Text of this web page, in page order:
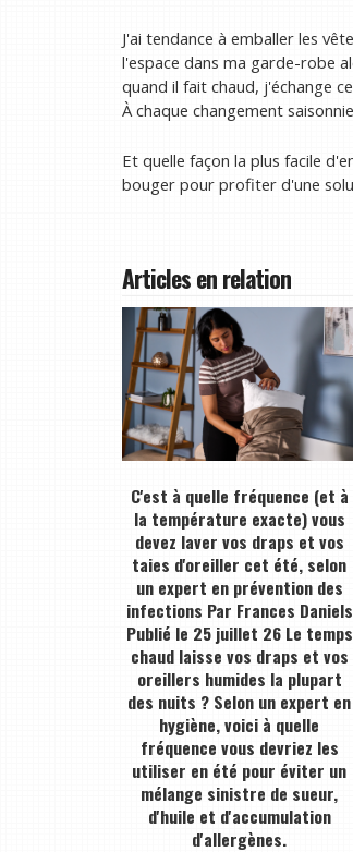
J'ai tendance à emballer les
l'espace dans ma garde-robe
quand il fait chaud, j'échange
À chaque changement
Et quelle façon la plus facile
bouger pour profiter d'une
Articles en relation
C'est à quelle fréquence (et à
la température exacte) vous
devez laver vos draps et vos
taies d'oreiller cet été, selon
un expert en prévention des
infections Par Frances Daniels
Publié le 25 juillet 26 Le temps
chaud laisse vos draps et vos
oreillers humides la plupart
des nuits ? Selon un expert en
hygiène, voici à quelle
fréquence vous devriez les
utiliser en été pour éviter un
mélange sinistre de sueur,
d'huile et d'accumulation
d'allergènes.